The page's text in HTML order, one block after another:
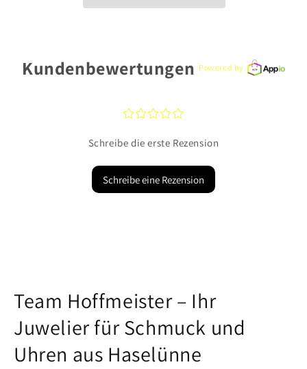
Kundenbewertungen Powered by
¤¤¤¤¤
Schreibe die erste Rezension
Schreibe eine Rezension
Team Hoffmeister – Ihr
Juwelier für Schmuck und
Uhren aus Haselünne